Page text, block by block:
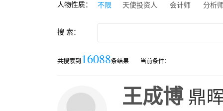
人物性质： 不限 天使投资人 会计师 分析
搜 索：
共搜索到 16088条结果 当前条件：
王成博 鼎